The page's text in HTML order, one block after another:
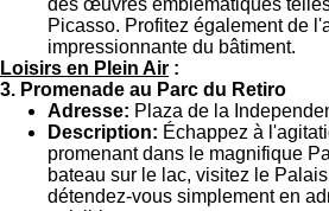
Picasso. Profitez également de
impressionnante du bâtiment.
Loisirs en Plein Air :
3. Promenade au Parc du Retiro
Adresse: Plaza de la
Description: Échappez à
promenant dans le magnifique
bateau sur le lac, visitez le
détendez-vous simplement en